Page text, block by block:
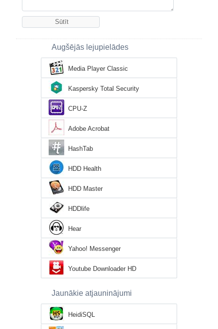
Augšējās lejupielādes
Media Player Classic
Kaspersky Total Security
CPU-Z
Adobe Acrobat
HashTab
HDD Health
HDD Master
HDDlife
Hear
Yahoo! Messenger
Youtube Downloader HD
Jaunākie atjauninājumi
HeidiSQL